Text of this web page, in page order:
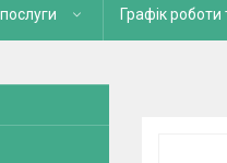
Графік роботи